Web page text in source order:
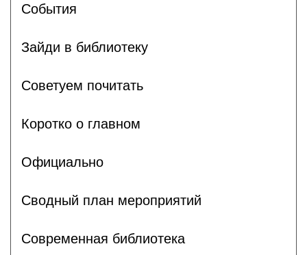
События
Зайди в библиотеку
Советуем почитать
Коротко о главном
Официально
Сводный план мероприятий
Современная библиотека